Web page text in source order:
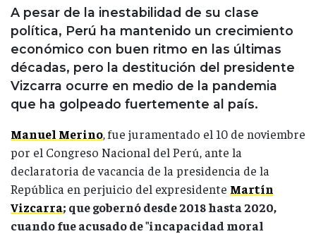
A pesar de la inestabilidad de su clase
política, Perú ha mantenido un crecimiento
económico con buen ritmo en las últimas
décadas, pero la destitución del presidente
Vizcarra ocurre en medio de la pandemia
que ha golpeado fuertemente al país.
Manuel Merino, fue juramentado el 10 de noviembre
por el Congreso Nacional del Perú, ante la
declaratoria de vacancia de la presidencia de la
República en perjuicio del expresidente Martín
Vizcarra; que gobernó desde 2018 hasta 2020,
cuando fue acusado de "incapacidad moral